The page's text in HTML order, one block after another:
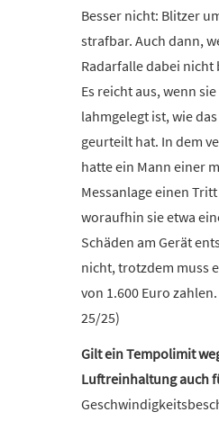
Besser nicht: Blitzer
strafbar. Auch dann,
Radarfalle dabei nicht
Es reicht aus, wenn
lahmgelegt ist, wie das
geurteilt hat. In dem
hatte ein Mann einer
Messanlage einen
woraufhin sie etwa
Schäden am Gerät
nicht, trotzdem muss
von 1.600 Euro zahlen.
25/25)
Gilt ein Tempolimit
Luftreinhaltung auch